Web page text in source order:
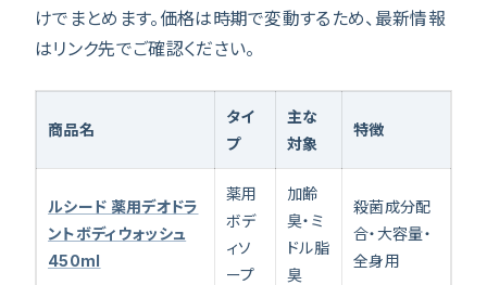
けでまとめます。価格は時期で変動するため、最新情報
はリンク先でご確認ください。
商品名
タイ
プ
主な
対象
特徴
ルシード 薬用デオドラ
ントボディウォッシュ
450ml
薬用
ボデ
ィソ
ープ
加齢
臭・ミ
ドル脂
臭
殺菌成分配
合・大容量・
全身用